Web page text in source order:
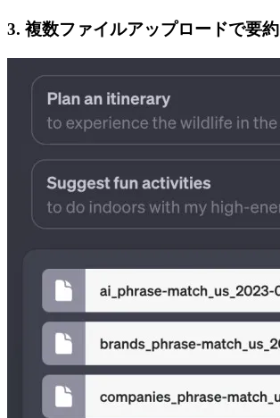
3. 複数ファイルアップロードで要約